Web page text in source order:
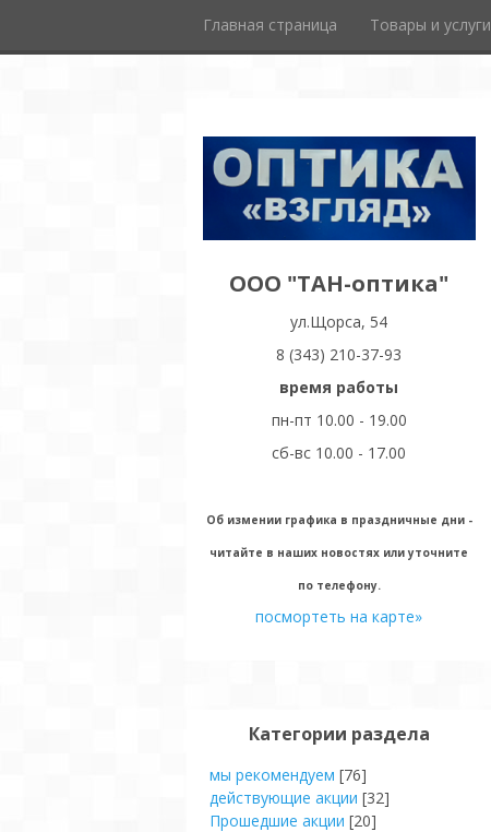
Главная страница Товары и услуги
ООО "ТАН-оптика"
ул.Щорса, 54
8 (343) 210-37-93
время работы
пн-пт 10.00 - 19.00
сб-вс 10.00 - 17.00
Об измении графика в праздничные дни -
читайте в наших новостях или уточните
по телефону.
посмортеть на карте»
Категории раздела
мы рекомендуем [76]
действующие акции [32]
Прошедшие акции [20]